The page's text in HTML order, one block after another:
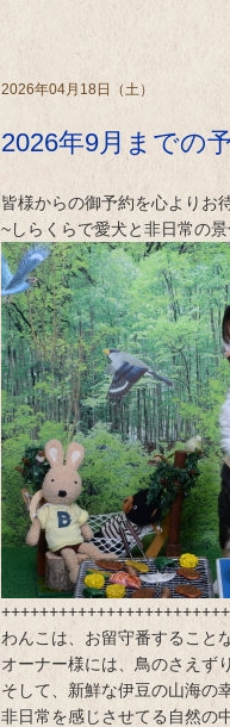
2026年04月18日（土）
2026年9月までの
皆様からの御予約を心よりお
~しらくらで愛犬と非日常の
わんこは、お留守番すること
オーナー様には、鳥のさえず
そして、新鮮な伊豆の山海の
非日常を感じさせてる自然の